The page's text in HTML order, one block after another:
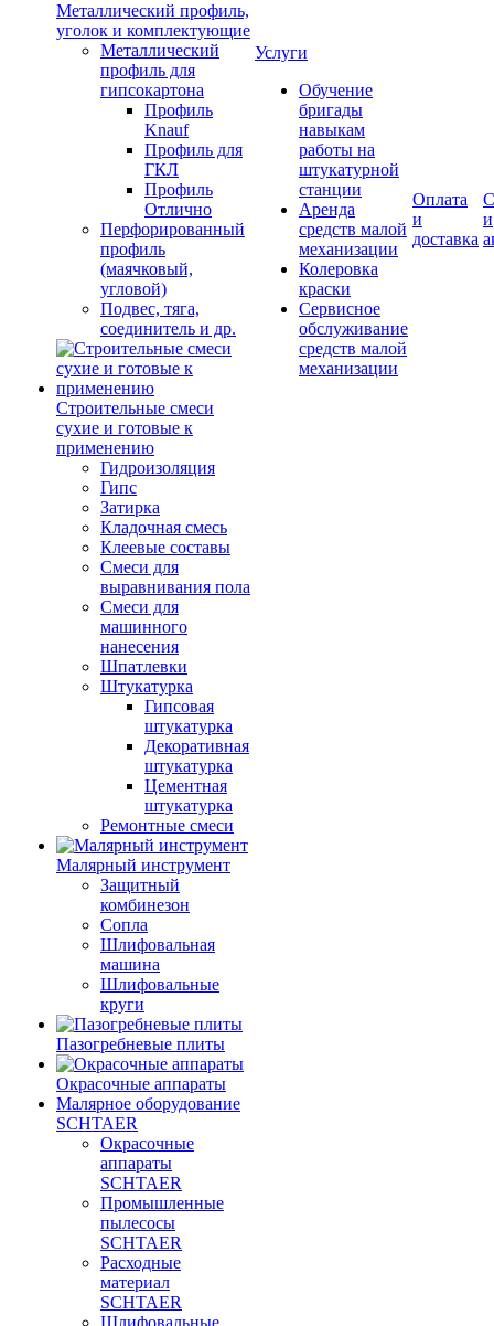
Металлический профиль,
уголок и комплектующие
Металлический
профиль для
гипсокартона
Профиль
Knauf
Профиль для
ГКЛ
Профиль
Отлично
Перфорированный
профиль
(маячковый,
угловой)
Подвес, тяга,
соединитель и др.
Строительные смеси
сухие и готовые к
применению
Гидроизоляция
Гипс
Затирка
Кладочная смесь
Клеевые составы
Смеси для
выравнивания пола
Смеси для
машинного
нанесения
Шпатлевки
Штукатурка
Гипсовая
штукатурка
Декоративная
штукатурка
Цементная
штукатурка
Ремонтные смеси
Малярный инструмент
Защитный
комбинезон
Сопла
Шлифовальная
машина
Шлифовальные
круги
Пазогребневые плиты
Окрасочные аппараты
Малярное оборудование
SCHTAER
Окрасочные
аппараты
SCHTAER
Промышленные
пылесосы
SCHTAER
Расходные
материал
SCHTAER
Шлифовальные
Услуги
Обучение
бригады
навыкам
работы на
штукатурной
станции
Аренда
средств малой
механизации
Колеровка
краски
Сервисное
обслуживание
средств малой
механизации
Оплата
и
доставка
и